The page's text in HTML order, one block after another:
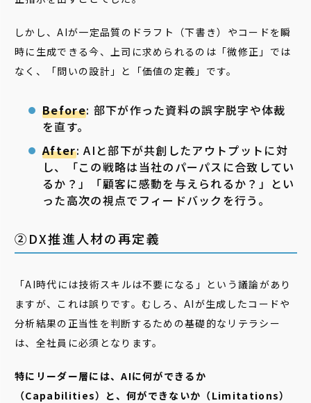
しかし、AIが一定品質のドラフト（下書き）やコードを瞬
時に生成できる今、上司に求められるのは「微修正」では
なく、「問いの設計」と「価値の定義」です。
Before: 部下が作った資料の誤字脱字や体裁
を直す。
After: AIと部下が共創したアウトプットに対
し、「この戦略は当社のパーパスに合致してい
るか？」「顧客に感動を与えられるか？」とい
った高次の視点でフィードバックを行う。
②DX推進人材の再定義
「AI時代には技術スキルは不要になる」という議論があり
ますが、これは誤りです。むしろ、AIが生成したコードや
分析結果の正当性を判断するための基礎的なリテラシー
は、全社員に必須となります。
特にリーダー層には、AIに何ができるか
（Capabilities）と、何ができないか（Limitations）